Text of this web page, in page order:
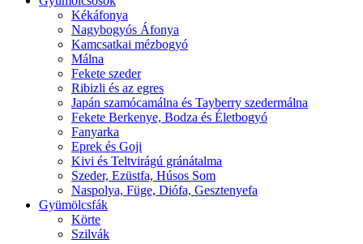
Kékáfonya
Nagybogyós Áfonya
Kamcsatkai mézbogyó
Málna
Fekete szeder
Ribizli és az egres
Japán szamócamálna és Tayberry szedermálna
Fekete Berkenye, Bodza és Életbogyó
Fanyarka
Eprek és Goji
Kivi és Teltvirágú gránátalma
Szeder, Ezüstfa, Húsos Som
Naspolya, Füge, Diófa, Gesztenyefa
Gyümölcsfák
Körte
Szilvák